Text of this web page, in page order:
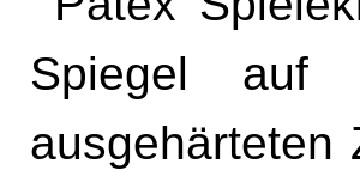
Spiegel auf
ausgehärteten